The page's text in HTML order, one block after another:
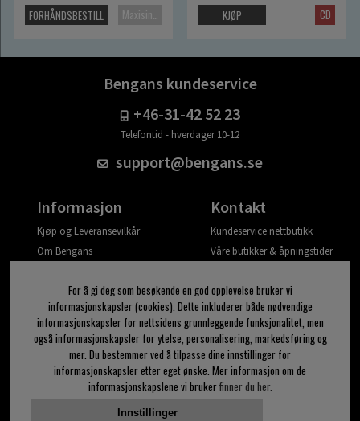
Maxisingel
FORHÅNDSBESTILL CD
KJØP
Bengans kundeservice
+46-31-42 52 23
Telefontid - hverdager 10-12
support@bengans.se
Informasjon
Kjøp og Leveransevilkår
Om Bengans
Kontakt
Kundeservice nettbutikk
Våre butikker & åpningstider
Logg ut
Jeg vil ha tips fra Bengans
OK
Innstillinger for nyhetsbrev
For å gi deg som besøkende en god opplevelse bruker vi
informasjonskapsler (cookies). Dette inkluderer både nødvendige
informasjonskapsler for nettsidens grunnleggende funksjonalitet, men
også informasjonskapsler for ytelse, personalisering, markedsføring og
mer. Du bestemmer ved å tilpasse dine innstillinger for
informasjonskapsler etter eget ønske. Mer informasjon om de
informasjonskapslene vi brukerfinner du her.
Innstillinger